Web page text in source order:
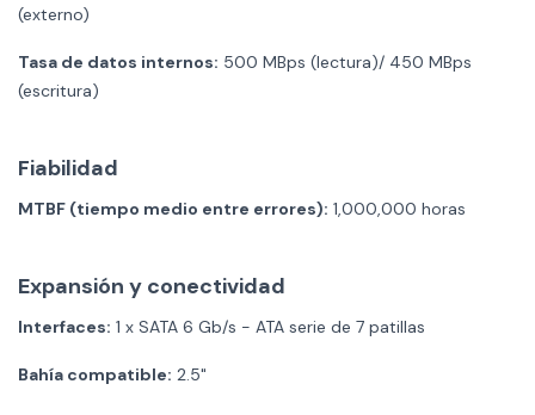
(externo)
Tasa de datos internos: 500 MBps (lectura)/ 450 MBps
(escritura)
Fiabilidad
MTBF (tiempo medio entre errores): 1,000,000 horas
Expansión y conectividad
Interfaces: 1 x SATA 6 Gb/s - ATA serie de 7 patillas
Bahía compatible: 2.5"